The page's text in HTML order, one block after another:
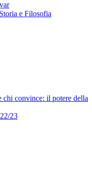
e Filosofia
chi convince: il potere della
23